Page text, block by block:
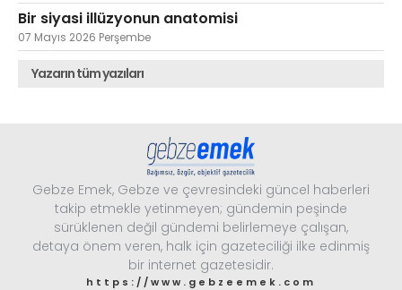
Bir siyasi illüzyonun anatomisi
07 Mayıs 2026 Perşembe
Yazarın tüm yazıları
Gebze Emek, Gebze ve çevresindeki güncel haberleri
takip etmekle yetinmeyen; gündemin peşinde
sürüklenen değil gündemi belirlemeye çalışan,
detaya önem veren, halk için gazeteciliği ilke edinmiş
bir internet gazetesidir.
https://www.gebzeemek.com